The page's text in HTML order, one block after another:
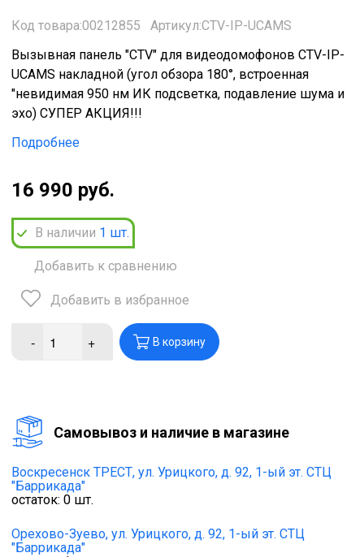
Код товара:00212855
Артикул:CTV-IP-UCAMS
Вызывная панель "CTV" для видеодомофонов CTV-IP-
UCAMS накладной (угол обзора 180°, встроенная
"невидимая 950 нм ИК подсветка, подавление шума и
эхо) СУПЕР АКЦИЯ!!!
Подробнее
16 990 руб.
В наличии 1 шт.
Добавить к сравнению
Добавить в избранное
- + В корзину
Cамовывоз и наличие в магазине
Воскресенск ТРЕСТ, ул. Урицкого, д. 92, 1-ый эт. СТЦ
"Баррикада"
остаток: 0 шт.
Орехово-Зуево, ул. Урицкого, д. 92, 1-ый эт. СТЦ
"Баррикада"